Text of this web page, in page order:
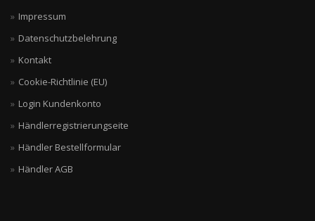
Impressum
Datenschutzbelehrung
Kontakt
Cookie-Richtlinie (EU)
Login Kundenkonto
Händlerregistrierungseite
Händler Bestellformular
Händler AGB